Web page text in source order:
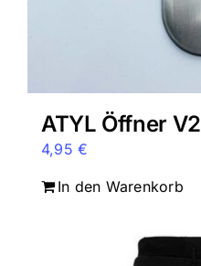
ATYL Öffner V2
4,95€
In den Warenkorb